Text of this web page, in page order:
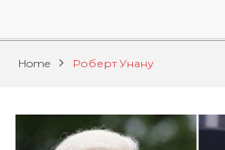
Home Роберт Унану